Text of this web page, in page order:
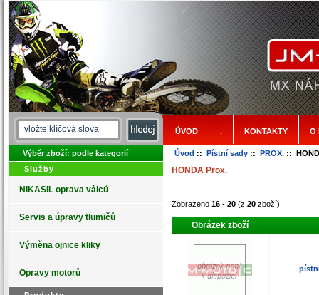
ÚVOD . KONTAKTY O
Výběr zboží: podle kategorií
Služby
NIKASIL oprava válců
Servis a úpravy tlumičů
Výměna ojnice kliky
Opravy motorů
Úvod :: Pístní sady:: PROX.::
HONDA Prox.
Zobrazeno 16- 20(z 20zboží)
Obrázek zboží